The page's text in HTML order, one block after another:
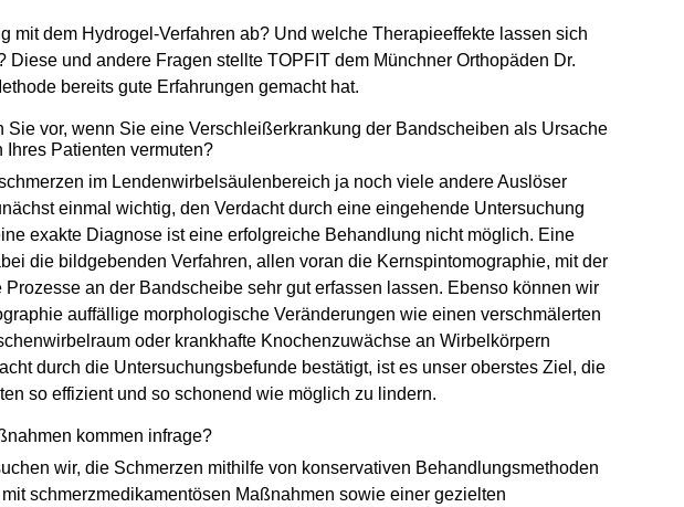
mit dem Hydrogel-Verfahren ab? Und welche Therapieeffekte lassen sich
Diese und andere Fragen stellte TOPFIT dem Münchner Orthopäden Dr.
bereits gute Erfahrungen gemacht hat.
Sie vor, wenn Sie eine Verschleiß­erkrankung der Bandscheiben als Ursache
Patienten vermuten?
im Lendenwirbelsäulenbereich ja noch viele andere Auslöser
einmal wichtig, den Verdacht durch eine eingehende Untersuchung
exakte Diagnose ist eine erfolgreiche Behandlung nicht möglich. Eine
die bildgebenden Verfahren, allen voran die Kernspintomographie, mit der
an der Bandscheibe sehr gut erfassen lassen. Ebenso können wir
auffällige morphologische Veränderungen wie einen verschmälerten
oder krankhafte Knochenzuwächse an Wirbelkörpern
durch die Untersuchungsbefunde bestätigt, ist es unser oberstes Ziel, die
so effizient und so schonend wie möglich zu lindern.
kommen infrage?
wir, die Schmerzen mithilfe von konservativen Behandlungsmethoden
schmerzmedikamentösen Maßnahmen sowie einer gezielten